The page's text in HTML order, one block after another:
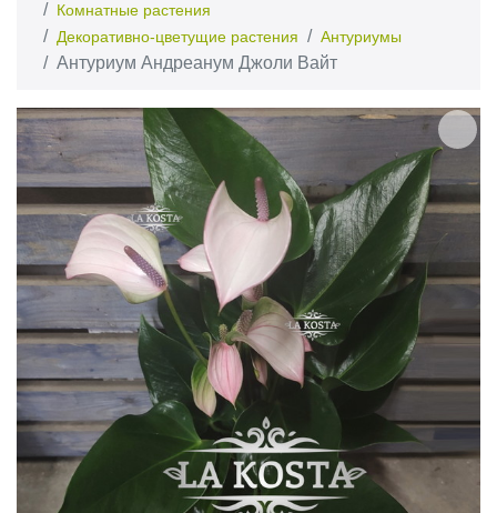
Комнатные растения
Декоративно-цветущие растения
Антуриумы
Антуриум Андреанум Джоли Вайт